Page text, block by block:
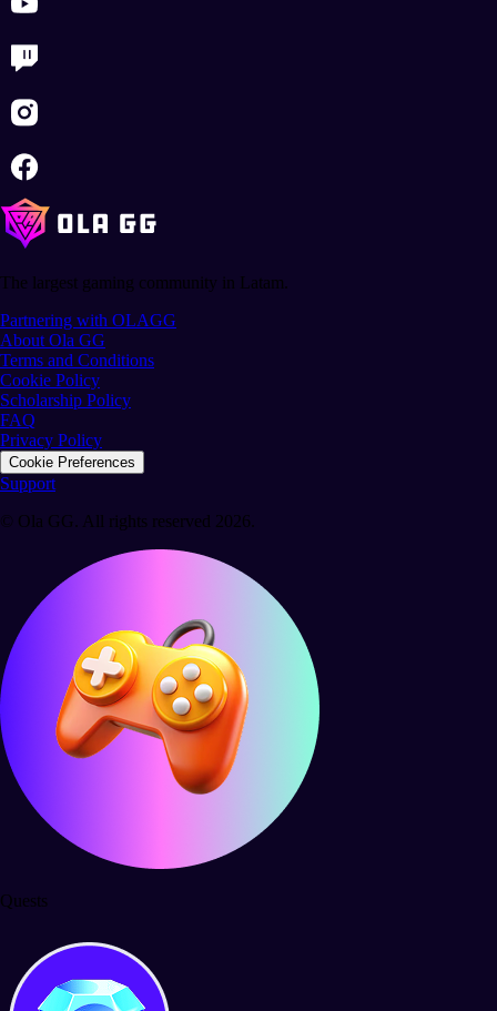
The largest gaming community in Latam.
Partnering with OLAGG
About Ola GG
Terms and Conditions
Cookie Policy
Scholarship Policy
FAQ
Privacy Policy
Cookie Preferences
Support
© Ola GG. All rights reserved 2026.
Quests